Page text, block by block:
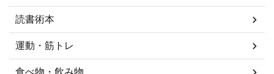
読書術本
運動・筋トレ
食べ物・飲み物